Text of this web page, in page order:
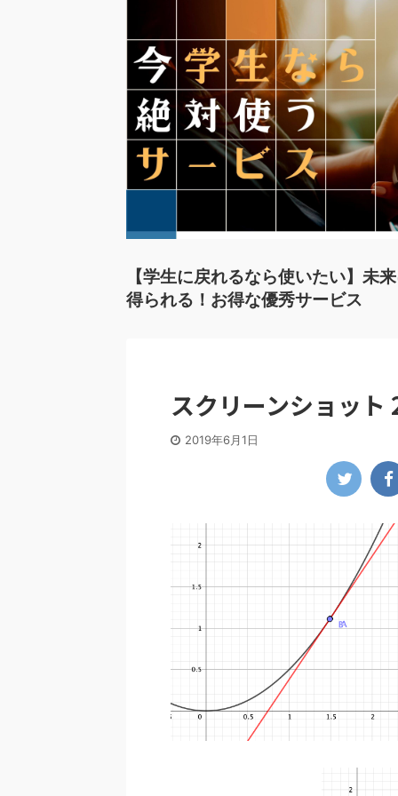
【学生に戻れるなら使いたい】未
得られる！お得な優秀サービス
スクリーンショッ
2019年6月1日